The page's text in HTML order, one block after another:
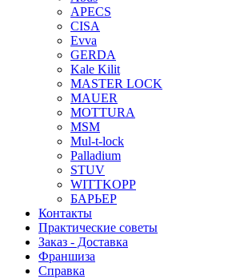
APECS
CISA
Evva
GERDA
Kale Kilit
MASTER LOCK
MAUER
MOTTURA
MSM
Mul-t-lock
Palladium
STUV
WITTKOPP
БАРЬЕР
Контакты
Практические советы
Заказ - Доставка
Франшиза
Справка